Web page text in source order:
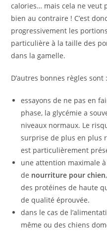
calories… mais cela ne veut
bien au contraire ! C’est
progressivement les
particulière à la taille des
dans la gamelle.
D’autres bonnes règles sont :
essayons de ne pas en
phase, la glycémie a
niveaux normaux. Le
surprise de plus en plus
est particulièrement
une attention maximale
de nourriture pour chien
des protéines de haute
de qualité éprouvée.
dans le cas de
même ou des chiens